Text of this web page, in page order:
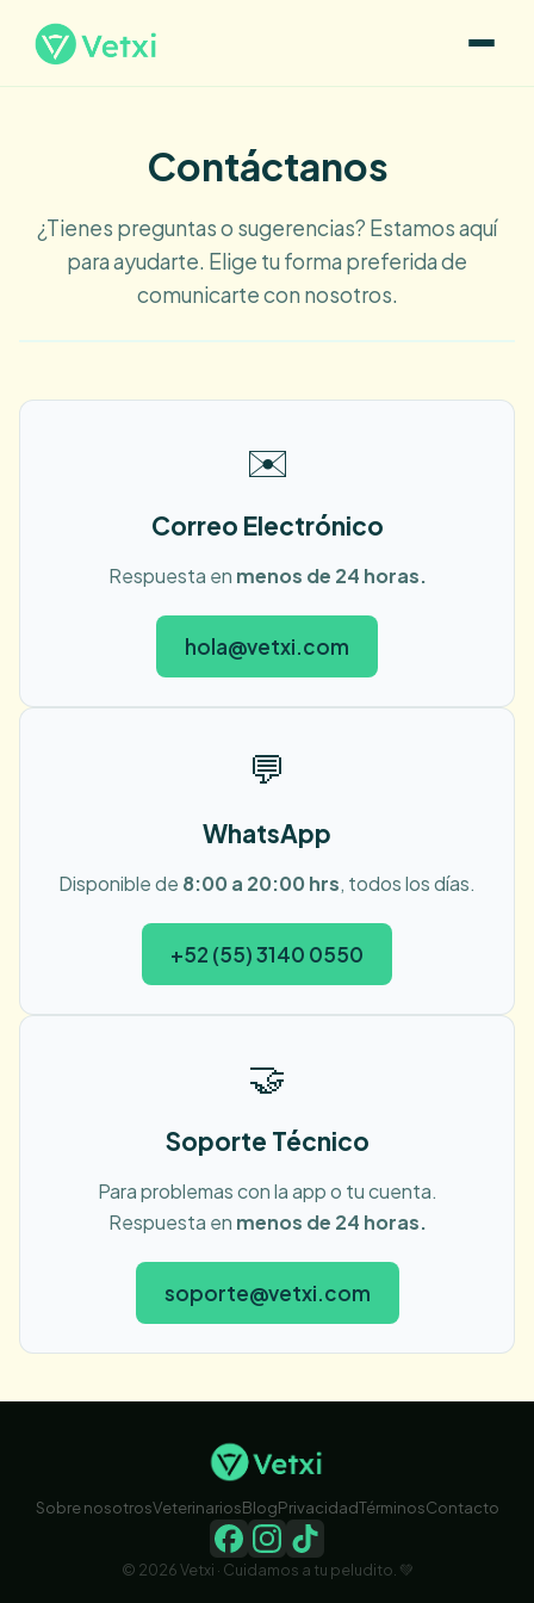
¿Cómo funciona?
Qué incluye
Opiniones
Preguntas
Contáctanos
¿Tienes preguntas o sugerencias? Estamos aquí
para ayudarte. Elige tu forma preferida de
comunicarte con nosotros.
✉️
Correo Electrónico
Respuesta en menos de 24 horas.
hola@vetxi.com
💬
WhatsApp
Disponible de 8:00 a 20:00 hrs, todos los días.
+52 (55) 3140 0550
🤝
Soporte Técnico
Para problemas con la app o tu cuenta.
Respuesta en menos de 24 horas.
soporte@vetxi.com
Sobre nosotrosVeterinariosBlogPrivacidadTérminosContacto
© 2026 Vetxi · Cuidamos a tu peludito. 💚